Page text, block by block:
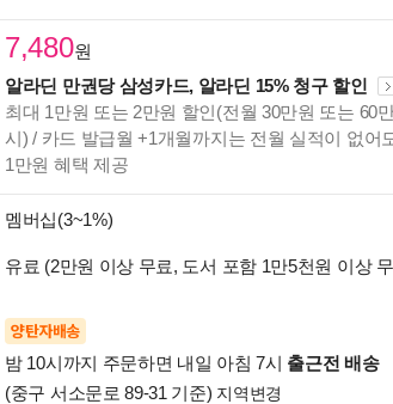
7,480원
알라딘 만권당 삼성카드, 알라딘 15% 청구 할인
최대 1만원 또는 2만원 할인(전월 30만원 또는 60
시) / 카드 발급월 +1개월까지는 전월 실적이 없어
1만원 혜택 제공
멤버십(3~1%)
유료 (2만원 이상 무료, 도서 포함 1만5천원 이상
양탄자배송
밤 10시까지 주문하면 내일 아침 7시 출근전 배송
(중구 서소문로 89-31 기준) 지역변경